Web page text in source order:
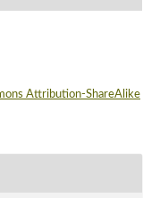
Attribution-ShareAlike